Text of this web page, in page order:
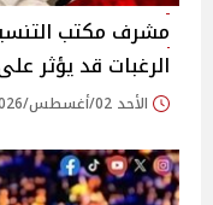
مشرف مكتب
الرغبات قد يؤثر
الأحد 02/أغسطس/2026 - 10:44 م